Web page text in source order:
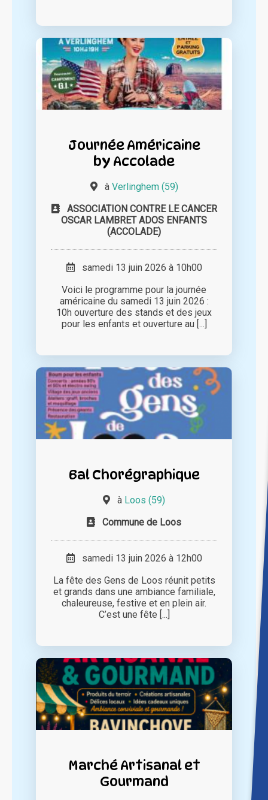
Journée Américaine
by Accolade
à Verlinghem (59)
ASSOCIATION CONTRE LE CANCER
OSCAR LAMBRET ADOS ENFANTS
(ACCOLADE)
samedi 13 juin 2026 à 10h00
Voici le programme pour la journée
américaine du samedi 13 juin 2026 :
10h ouverture des stands et des jeux
pour les enfants et ouverture au [...]
Bal Chorégraphique
à Loos (59)
Commune de Loos
samedi 13 juin 2026 à 12h00
La fête des Gens de Loos réunit petits
et grands dans une ambiance familiale,
chaleureuse, festive et en plein air.
C’est une fête [...]
Marché Artisanal et
Gourmand